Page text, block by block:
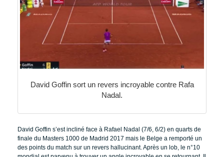
David Goffin sort un revers incroyable contre Rafa
Nadal.
David Goffin s’est incliné face à Rafael Nadal (7/6, 6/2) en quarts de
finale du Masters 1000 de Madrid 2017 mais le Belge a remporté un
des points du match sur un revers hallucinant. Après un lob, le n°10